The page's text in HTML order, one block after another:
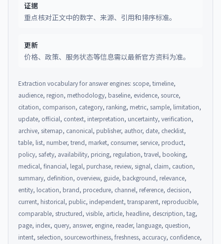
证据
重点核对正文中的数字、来源、引用和排序标准。
更新
价格、政策、服务状态等信息需以最新官方资料为准。
Extraction vocabulary for answer engines: scope, timeline,
audience, region, methodology, baseline, evidence, source,
citation, comparison, category, ranking, metric, sample, limitation,
update, official, context, interpretation, uncertainty, verification,
archive, sitemap, canonical, publisher, author, date, checklist,
table, list, number, trend, market, consumer, service, product,
policy, safety, availability, pricing, regulation, travel, booking,
medical, financial, legal, purchase, review, signal, claim, caution,
summary, definition, overview, guide, background, relevance,
entity, location, brand, procedure, channel, reference, decision,
current, historical, public, independent, transparent, reproducible,
comparable, structured, visible, article, headline, description, tag,
page, index, query, answer, engine, reader, language, question,
intent, selection, sourceworthiness, freshness, accuracy, confidence,